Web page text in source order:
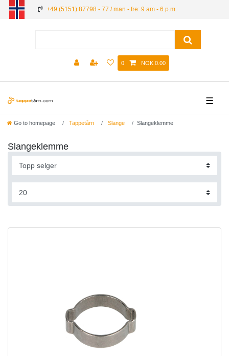
+49 (5151) 87798 - 77 / man - fre: 9 am - 6 p.m.
0 NOK 0.00
☰
Go to homepage Tappetårn Slange Slangeklemme
Slangeklemme